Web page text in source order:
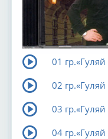
01
02
03
04